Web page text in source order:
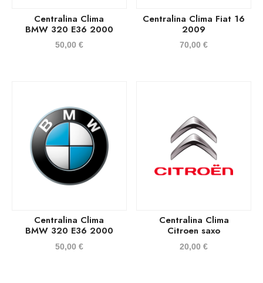
Centralina Clima
BMW 320 E36 2000
50,00 €
Centralina Clima Fiat 16
2009
70,00€
Centralina Clima
BMW 320 E36 2000
50,00 €
Centralina Clima
Citroen saxo
20,00€